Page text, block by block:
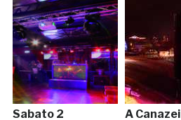
Sabato 2
A Canazei